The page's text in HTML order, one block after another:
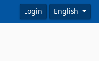
Login English